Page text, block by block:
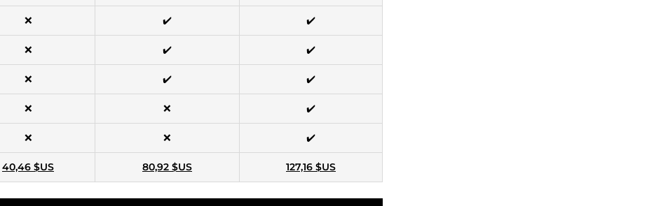
❌ ✔️ ✔️
❌ ✔️ ✔️
❌ ✔️ ✔️
❌ ❌ ✔️
❌ ❌ ✔️
40,46 $US 80,92 $US 127,16 $US